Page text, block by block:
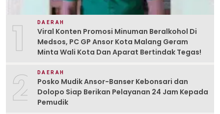
1 DAERAH
Viral Konten Promosi Minuman Beralkohol Di
Medsos, PC GP Ansor Kota Malang Geram
Minta Wali Kota Dan Aparat Bertindak Tegas!
2 DAERAH
Posko Mudik Ansor-Banser Kebonsari dan
Dolopo Siap Berikan Pelayanan 24 Jam Kepada
Pemudik